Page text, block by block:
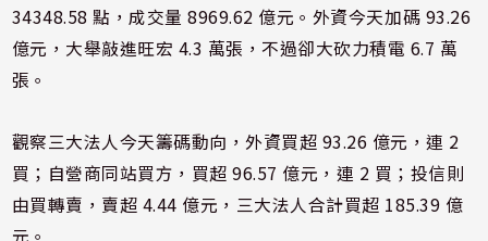
34348.58 點，成交量 8969.62 億元。外資今天加碼 93.26
億元，大舉敲進旺宏 4.3 萬張，不過卻大砍力積電 6.7 萬
張。
觀察三大法人今天籌碼動向，外資買超 93.26 億元，連 2
買；自營商同站買方，買超 96.57 億元，連 2 買；投信則
由買轉賣，賣超 4.44 億元，三大法人合計買超 185.39 億
元。